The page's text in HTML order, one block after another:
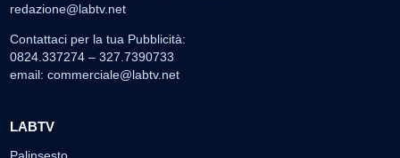
redazione@labtv.net
Contattaci per la tua Pubblicità:
0824.337274 – 327.7390733
email: commerciale@labtv.net
LABTV
Palinsesto